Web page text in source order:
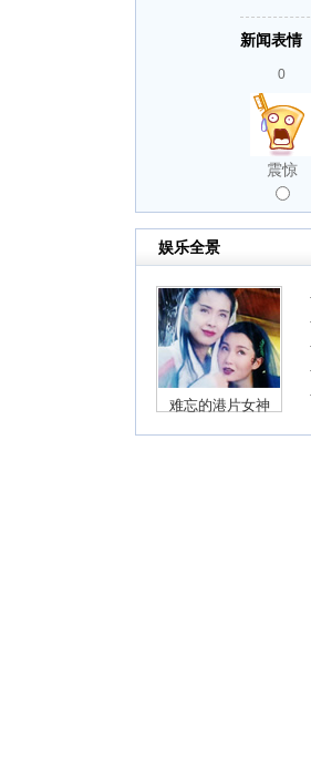
新闻表情
0
震惊